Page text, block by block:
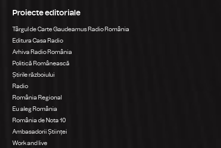
Proiecte editoriale
Târgul de Carte Gaudeamus Radio România
Editura Casa Radio
Arhiva Radio România
Politică Românească
Știrile războiului
Radio
România Regional
Eu aleg România
România de Nota 10
Ambasadorii Științei
Work and live